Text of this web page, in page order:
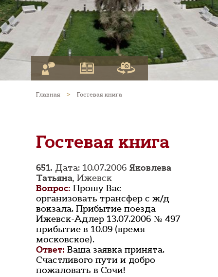
Главная > Гостевая книга
Гостевая книга
651. Дата: 10.07.2006 Яковлева
Татьяна, Ижевск
Вопрос: Прошу Вас
организовать трансфер с ж/д
вокзала. Прибытие поезда
Ижевск-Адлер 13.07.2006 № 497
прибытие в 10.09 (время
московское).
Ответ: Ваша заявка принята.
Счастливого пути и добро
пожаловать в Сочи!